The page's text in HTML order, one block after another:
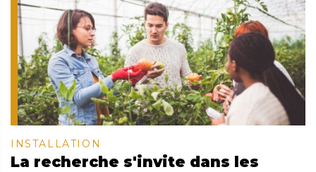
INSTALLATION
La recherche s'invite dans les